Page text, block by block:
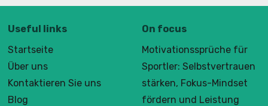
Useful links
Startseite
Über uns
Kontaktieren Sie uns
Blog
On focus
Motivationssprüche für
Sportler: Selbstvertrauen
stärken, Fokus-Mindset
fördern und Leistung